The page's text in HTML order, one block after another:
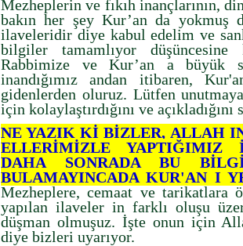
Mezheplerin ve fıkıh inançlarının,
bakın her şey Kur’an da yokmuş
ilaveleridir diye kabul edelim ve
bilgiler tamamlıyor
Rabbimize ve Kur’an a büyük
inandığımız andan itibaren,
gidenlerden oluruz. Lütfen
için kolaylaştırdığını ve açıkladığını
NE YAZIK Kİ BİZLER, ALLAH
ELLERİMİZLE YAPTIĞIMIZ
DAHA SONRADA BU
BULAMAYINCADA KUR'AN I
Mezheplere, cemaat ve tarikatlara
yapılan ilaveler in farklı oluşu
düşman olmuşuz. İşte onun için
diye bizleri uyarıyor.